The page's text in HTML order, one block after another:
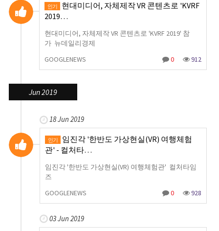
인기
현대미디어, 자체제작 VR 콘텐츠로 'KVRF
2019…
현대미디어, 자체제작 VR 콘텐츠로 'KVRF 2019' 참
가 뉴데일리경제
GOOGLENEWS
0 912
Jun 2019
18 Jun 2019
인기
임진각 '한반도 가상현실(VR) 여행체험
관' - 컬처타…
임진각 '한반도 가상현실(VR) 여행체험관' 컬처타임
즈
GOOGLENEWS
0 928
03 Jun 2019